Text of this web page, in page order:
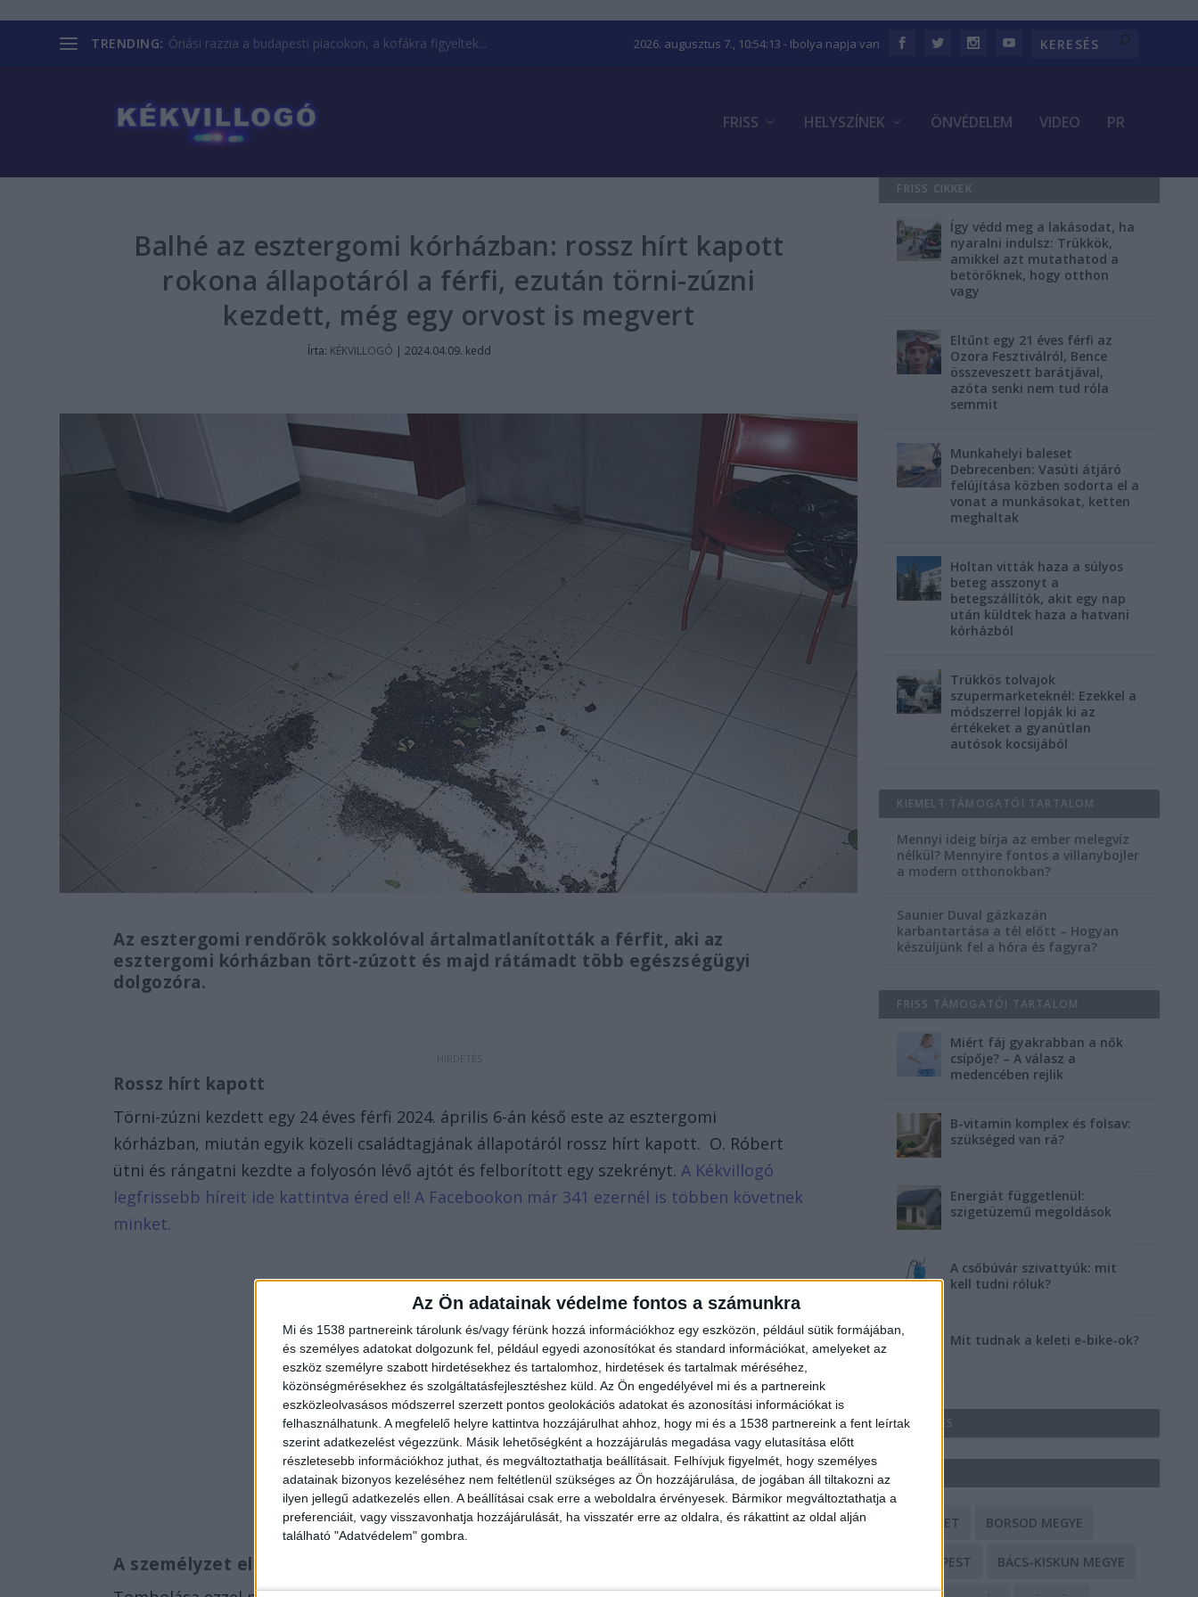
Az Ön adatainak védelme fontos a számunkra
Mi és 1538 partnereink tárolunk és/vagy férünk hozzá információkhoz egy eszközön, például sütik formájában,
és személyes adatokat dolgozunk fel, például egyedi azonosítókat és standard információkat, amelyeket az
eszköz személyre szabott hirdetésekhez és tartalomhoz, hirdetések és tartalmak méréséhez,
közönségmérésekhez és szolgáltatásfejlesztéshez küld. Az Ön engedélyével mi és a partnereink
eszközleolvasásos módszerrel szerzett pontos geolokációs adatokat és azonosítási információkat is
felhasználhatunk. A megfelelő helyre kattintva hozzájárulhat ahhoz, hogy mi és a 1538 partnereink a fent leírtak
szerint adatkezelést végezzünk. Másik lehetőségként a hozzájárulás megadása vagy elutasítása előtt
részletesebb információkhoz juthat, és megváltoztathatja beállításait. Felhívjuk figyelmét, hogy személyes
adatainak bizonyos kezeléséhez nem feltétlenül szükséges az Ön hozzájárulása, de jogában áll tiltakozni az
ilyen jellegű adatkezelés ellen. A beállításai csak erre a weboldalra érvényesek. Bármikor megváltoztathatja a
preferenciáit, vagy visszavonhatja hozzájárulását, ha visszatér erre az oldalra, és rákattint az oldal alján
található "Adatvédelem" gombra.
TRENDING: Óriási razzia a budapesti piacokon, a kofákra figyeltek... 2026. augusztus 7., 10:54:13 - Ibolya napja van
FRISS HELYSZÍNEK ÖNVÉDELEM VIDEO PR
Balhé az esztergomi kórházban: rossz hírt kapott
rokona állapotáról a férfi, ezután törni-zúzni
kezdett, még egy orvost is megvert
Írta: KÉKVILLOGÓ |2024.04.09. kedd
Az esztergomi rendőrök sokkolóval ártalmatlanították a férfit, aki az
esztergomi kórházban tört-zúzott és majd rátámadt több egészségügyi
dolgozóra.
Rossz hírt kapott
Törni-zúzni kezdett egy 24 éves férfi 2024. április 6-án késő este az esztergomi
kórházban, miután egyik közeli családtagjának állapotáról rossz hírt kapott. O. Róbert
ütni és rángatni kezdte a folyosón lévő ajtót és felborított egy szekrényt.A Kékvillogó
legfrissebb híreit ide kattintva éred el! A Facebookon már 341 ezernél is többen követnek
minket.
A személyzet ellen fordult
FRISS CIKKEK
Így védd meg a lakásodat, ha
nyaralni indulsz: Trükkök,
amikkel azt mutathatod a
betörőknek, hogy otthon
vagy
Eltűnt egy 21 éves férfi az
Ozora Fesztiválról, Bence
összeveszett barátjával,
azóta senki nem tud róla
semmit
Munkahelyi baleset
Debrecenben: Vasúti átjáró
felújítása közben sodorta el a
vonat a munkásokat, ketten
meghaltak
Holtan vitták haza a súlyos
beteg asszonyt a
betegszállítók, akit egy nap
után küldtek haza a hatvani
kórházból
Trükkös tolvajok
szupermarketeknél: Ezekkel a
módszerrel lopják ki az
értékeket a gyanútlan
autósok kocsijából
KIEMELT TÁMOGATÓI TARTALOM
Mennyi ideig bírja az ember melegvíz
nélkül? Mennyire fontos a villanybojler
a modern otthonokban?
Saunier Duval gázkazán
karbantartása a tél előtt – Hogyan
készüljünk fel a hóra és fagyra?
FRISS TÁMOGATÓI TARTALOM
Miért fáj gyakrabban a nők
csípője? – A válasz a
medencében rejlik
B-vitamin komplex és folsav:
szükséged van rá?
Energiát függetlenül:
szigetüzemű megoldások
A csőbúvár szivattyúk: mit
kell tudni róluk?
Mit tudnak a keleti e-bike-ok?
HIRDETÉS
BALESET BORSOD MEGYE
BUDAPEST BÁCS-KISKUN MEGYE